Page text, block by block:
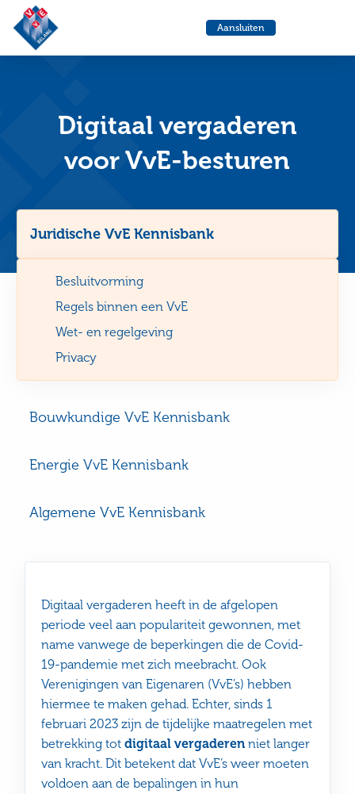
Aansluiten
helpdesk
Digitaal vergaderen
voor VvE-besturen
Juridische VvE Kennisbank
Besluitvorming
Regels binnen een VvE
Wet- en regelgeving
Privacy
Bouwkundige VvE Kennisbank
Energie VvE Kennisbank
Algemene VvE Kennisbank
Digitaal vergaderen heeft in de afgelopen
periode veel aan populariteit gewonnen, met
name vanwege de beperkingen die de Covid-
19-pandemie met zich meebracht. Ook
Verenigingen van Eigenaren (VvE’s) hebben
hiermee te maken gehad. Echter, sinds 1
februari 2023 zijn de tijdelijke maatregelen met
betrekking totdigitaal vergaderen niet langer
van kracht. Dit betekent dat VvE’s weer moeten
voldoen aan de bepalingen in hun